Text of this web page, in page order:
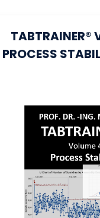
TABTRAINER®
PROCESS